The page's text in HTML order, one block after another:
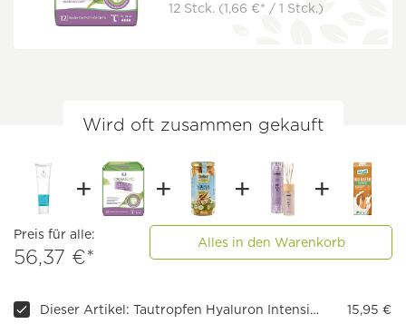
12 Stck. (1,66 €* / 1 Stck.)
Wird oft zusammen gekauft
Preis für alle:
56,37 €*
Alles in den Warenkorb
Dieser Artikel: Tautropfen Hyaluron Intensiv Feuchtigkeitscreme
15,95 €